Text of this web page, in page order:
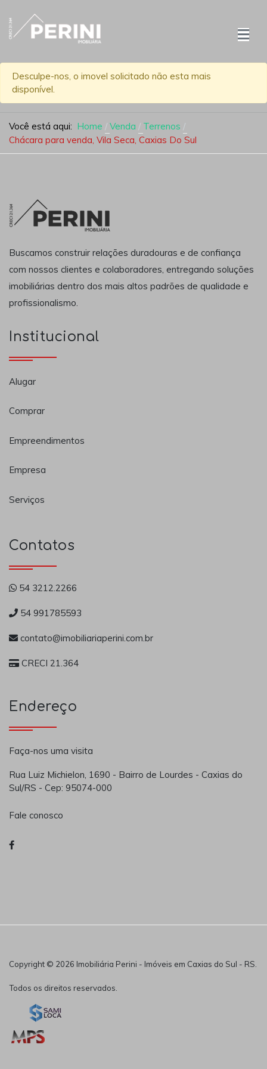
Desculpe-nos, o imovel solicitado não esta mais
disponível.
Você está aqui: Home Venda
Terrenos
Chácara para venda, Vila Seca, Caxias Do Sul
Buscamos construir relações duradouras e de confiança
com nossos clientes e colaboradores, entregando soluções
imobiliárias dentro dos mais altos padrões de qualidade e
profissionalismo.
Institucional
Alugar
Comprar
Empreendimentos
Empresa
Serviços
Contatos
54 3212.2266
54 991785593
contato@imobiliariaperini.com.br
CRECI 21.364
Endereço
Faça-nos uma visita
Rua Luiz Michielon, 1690 - Bairro de Lourdes - Caxias do
Sul/RS - Cep: 95074-000
Fale conosco
Copyright © 2026 Imobiliária Perini - Imóveis em Caxias do Sul - RS.
Todos os direitos reservados.